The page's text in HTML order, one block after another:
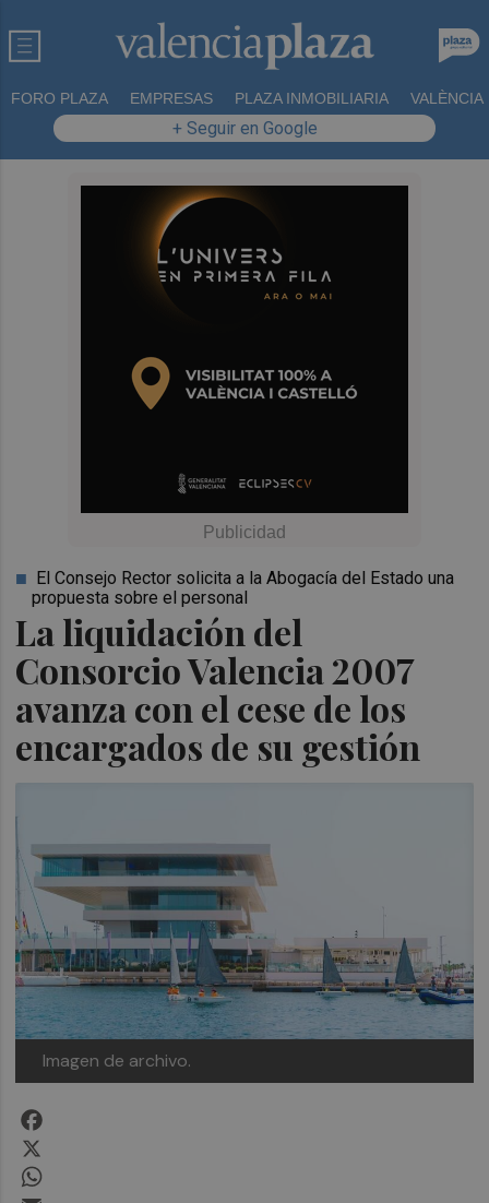
FORO PLAZA EMPRESAS PLAZA INMOBILIARIA VALÈNCIA
+ Seguir en Google
La liquidación del
Consorcio Valencia 2007
avanza con el cese de los
encargados de su gestión
El Consejo Rector solicita a la Abogacía del Estado una
propuesta sobre el personal
Imagen de archivo.